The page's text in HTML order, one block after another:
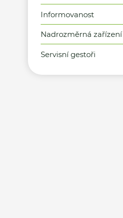
Informovanost
Nadrozměrná zařízení
Servisní gestoři